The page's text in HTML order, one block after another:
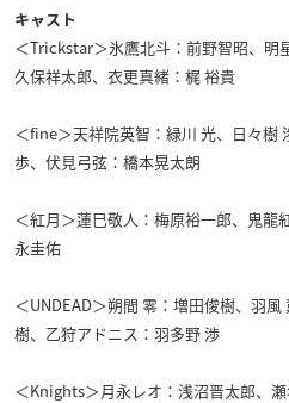
キャスト
＜Trickstar＞氷鷹北斗：前野智昭、明
久保祥太郎、衣更真緒：梶 裕貴
＜fine＞天祥院英智：緑川 光、日々樹
歩、伏見弓弦：橋本晃太朗
＜紅月＞蓮巳敬人：梅原裕一郎、鬼龍
永圭佑
＜UNDEAD＞朔間 零：増田俊樹、羽
樹、乙狩アドニス：羽多野 渉
＜Knights＞月永レオ：浅沼晋太郎、